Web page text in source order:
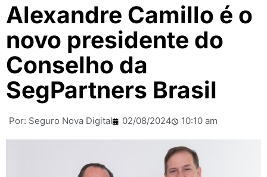
Alexandre Camillo é o
novo presidente do
Conselho da
SegPartners Brasil
Por: Seguro Nova Digital 02/08/2024 10:10 am